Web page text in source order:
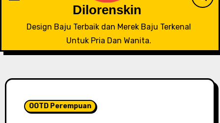
Dilorenskin
Design Baju Terbaik dan Merek Baju Terkenal
Untuk Pria Dan Wanita.
OOTD Perempuan